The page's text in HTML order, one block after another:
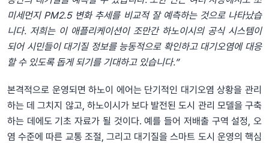
미세먼지 PM2.5 변화 추세를 비교적 잘 예측하는 것으로 나타났습
니다. 저희는 이 애플리케이션이 조만간 하노이시의 공식 시스템이
되어 시민들이 대기질 정보를 능동적으로 확인하고 대기오염에 대응
할 수 있도록 돕게 되기를 기대하고 있습니다.”
본격적으로 운영되면 하노이 에어는 단기적인 대기오염 상황을 관리
하는 데 그치지 않고, 하노이시가 보다 발전된 도시 관리 모델을 구축
하는 데에도 기초 자료가 될 것이다. 예를 들어 저배출 구역 설정, 오
염 수준에 따른 교통 조절, 그리고 대기질을 스마트 도시 운영의 핵심